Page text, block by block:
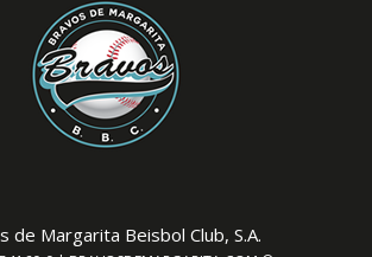
de Margarita Beisbol Club, S.A.